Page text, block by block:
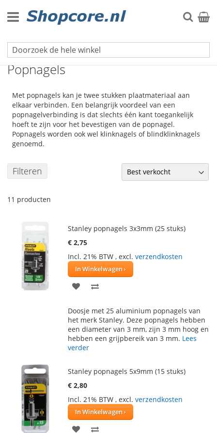
naar
de
Zoek
Bevestigingsmaterialen
Popnagels
Met popnagels kan je twee stukken plaatmateriaal aan
elkaar verbinden. Een belangrijk voordeel van een
popnagelverbinding is dat slechts één kant toegankelijk
hoeft te zijn voor het bevestigen van de popnagel.
Popnagels worden ook wel klinknagels of blindklinknagels
genoemd.
Filteren
11 producten
Stanley popnagels 3x3mm (25 stuks)
€ 2,75
Incl. 21% BTW , excl. verzendkosten
In Winkelwagen
VOEG
AAN
VERLANGLIJST
TE
VERGELIJKEN
Doosje met 25 aluminium popnagels van
het merk Stanley. Deze popnagels hebben
een diameter van 3 mm, zijn 3 mm hoog en
hebben een grijpbereik van 3 mm. Lees
verder
Stanley popnagels 5x9mm (15 stuks)
€ 2,80
Incl. 21% BTW , excl. verzendkosten
In Winkelwagen
VOEG